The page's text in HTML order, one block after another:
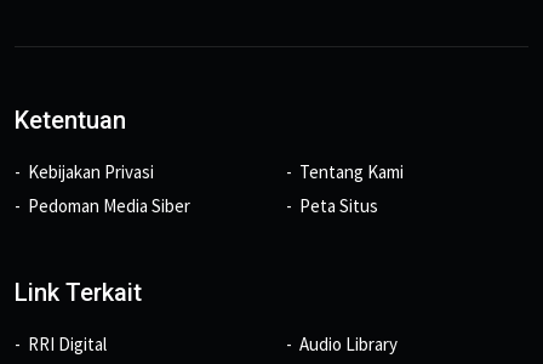
Ketentuan
Kebijakan Privasi
Pedoman Media Siber
Tentang Kami
Peta Situs
Link Terkait
RRI Digital
Audio Library